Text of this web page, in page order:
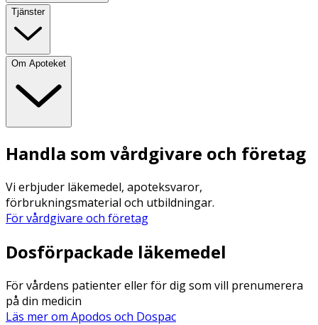
Tjänster
Om Apoteket
Handla som vårdgivare och företag
Vi erbjuder läkemedel, apoteksvaror,
förbrukningsmaterial och utbildningar.
För vårdgivare och företag
Dosförpackade läkemedel
För vårdens patienter eller för dig som vill prenumerera
på din medicin
Läs mer om Apodos och Dospac